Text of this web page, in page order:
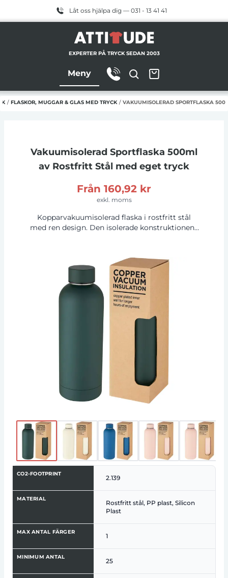
Låt oss hjälpa dig — 031 - 13 41 41
EXPERTER PÅ TRYCK SEDAN 2003
Meny
/ FLASKOR, MUGGAR & GLAS MED TRYCK / VAKUUMISOLERAD SPORTFLASKA
Vakuumisolerad Sportflaska 500ml
av Rostfritt Stål med eget tryck
Från 160,92 kr
exkl. moms
Kopparvakuumisolerad flaska i rostfritt stål
med ren design. Den isolerade konstruktionen i
finishen gör den extra hållbar. BPA-fri, testad
och godkänd enligt tysk lagstiftning om
livsmedelssäkerhet (LFGB). Testad och godkänd
för ftalatinnehåll enligt REACH-förordningarna.
Volymkapacitet 500 ml. Handdisk
rekommenderas. Levereras i en återvunnen
presentförpackning av kartong.
CO2-FOOTPRINT
2.139
MATERIAL
Rostfritt stål, PP plast, Silicon
Plast
MAX ANTAL FÄRGER
1
MINIMUM ANTAL
25